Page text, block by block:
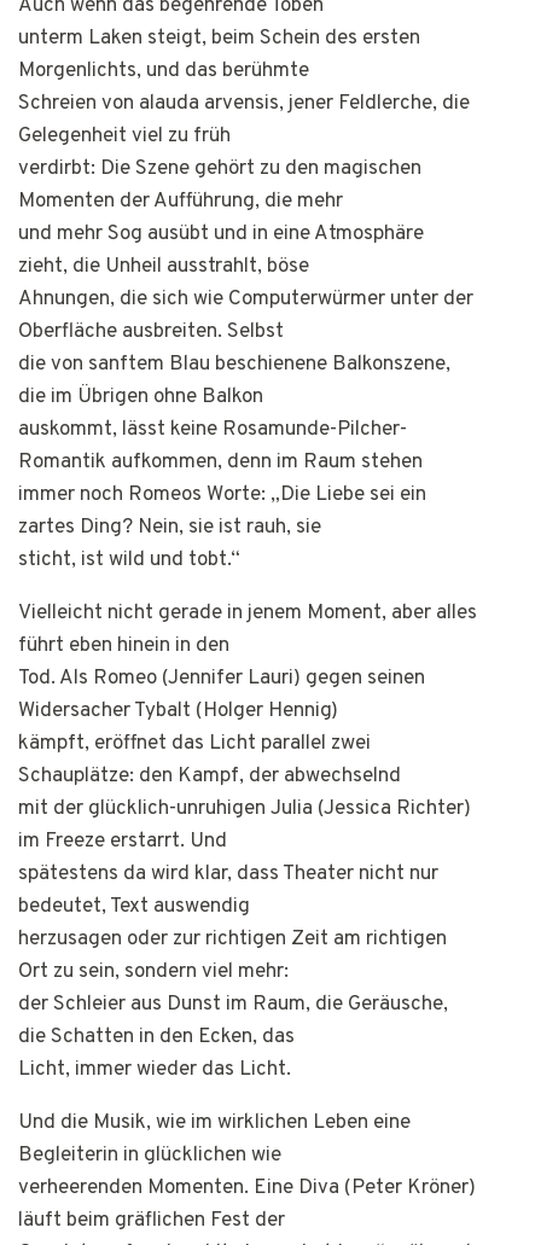
Auch wenn das begehrende Toben
unterm Laken steigt, beim Schein des ersten
Morgenlichts, und das berühmte
Schreien von alauda arvensis, jener Feldlerche, die
Gelegenheit viel zu früh
verdirbt: Die Szene gehört zu den magischen
Momenten der Aufführung, die mehr
und mehr Sog ausübt und in eine Atmosphäre
zieht, die Unheil ausstrahlt, böse
Ahnungen, die sich wie Computerwürmer unter der
Oberfläche ausbreiten. Selbst
die von sanftem Blau beschienene Balkonszene,
die im Übrigen ohne Balkon
auskommt, lässt keine Rosamunde-Pilcher-
Romantik aufkommen, denn im Raum stehen
immer noch Romeos Worte: „Die Liebe sei ein
zartes Ding? Nein, sie ist rauh, sie
sticht, ist wild und tobt.“
Vielleicht nicht gerade in jenem Moment, aber alles
führt eben hinein in den
Tod. Als Romeo (Jennifer Lauri) gegen seinen
Widersacher Tybalt (Holger Hennig)
kämpft, eröffnet das Licht parallel zwei
Schauplätze: den Kampf, der abwechselnd
mit der glücklich-unruhigen Julia (Jessica Richter)
im Freeze erstarrt. Und
spätestens da wird klar, dass Theater nicht nur
bedeutet, Text auswendig
herzusagen oder zur richtigen Zeit am richtigen
Ort zu sein, sondern viel mehr:
der Schleier aus Dunst im Raum, die Geräusche,
die Schatten in den Ecken, das
Licht, immer wieder das Licht.
Und die Musik, wie im wirklichen Leben eine
Begleiterin in glücklichen wie
verheerenden Momenten. Eine Diva (Peter Kröner)
läuft beim gräflichen Fest der